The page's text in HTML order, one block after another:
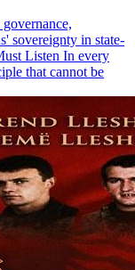
sovereignty in state-
Listen In every
that cannot be